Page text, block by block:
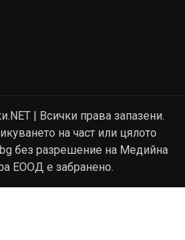
| Всички права запазени.
на част или цялото
без разрешение на Медийна
ЕООД е забранено.